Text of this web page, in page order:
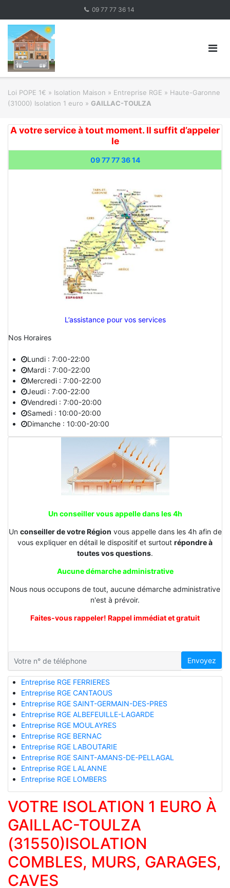
content
09 77 77 36 14
Loi POPE 1€ » Isolation Maison » Entreprise RGE » Haute-Garonne
(31000) Isolation 1 euro » GAILLAC-TOULZA
A votre service à tout moment. Il suffit d’appeler
le
09 77 77 36 14
L’assistance pour vos services
Nos Horaires
Lundi : 7:00-22:00
Mardi : 7:00-22:00
Mercredi : 7:00-22:00
Jeudi : 7:00-22:00
Vendredi : 7:00-20:00
Samedi : 10:00-20:00
Dimanche : 10:00-20:00
Un conseiller vous appelle dans les 4h
Un conseiller de votre Région vous appelle dans les 4h afin de
vous expliquer en détail le dispositif et surtout répondre à
toutes vos questions.
Aucune démarche administrative
Nous nous occupons de tout, aucune démarche administrative
n'est à prévoir.
Faites-vous rappeler! Rappel immédiat et gratuit
Envoyez
Entreprise RGE FERRIERES
Entreprise RGE CANTAOUS
Entreprise RGE SAINT-GERMAIN-DES-PRES
Entreprise RGE ALBEFEUILLE-LAGARDE
Entreprise RGE MOULAYRES
Entreprise RGE BERNAC
Entreprise RGE LABOUTARIE
Entreprise RGE SAINT-AMANS-DE-PELLAGAL
Entreprise RGE LALANNE
Entreprise RGE LOMBERS
VOTRE ISOLATION 1 EURO À
GAILLAC-TOULZA
(31550)ISOLATION
COMBLES, MURS, GARAGES,
CAVES